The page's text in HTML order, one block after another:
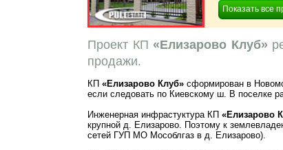
Показать все
Проект КП «Елизарово Клуб»
продажи.
КП «Елизарово Клуб» сформирован в
если следовать по Киевскому ш. В поселке
Инженерная инфрастуктура КП «Елизарово
крупной д. Елизарово. Поэтому к
сетей ГУП МО Мособлгаз в д. Елизарово).